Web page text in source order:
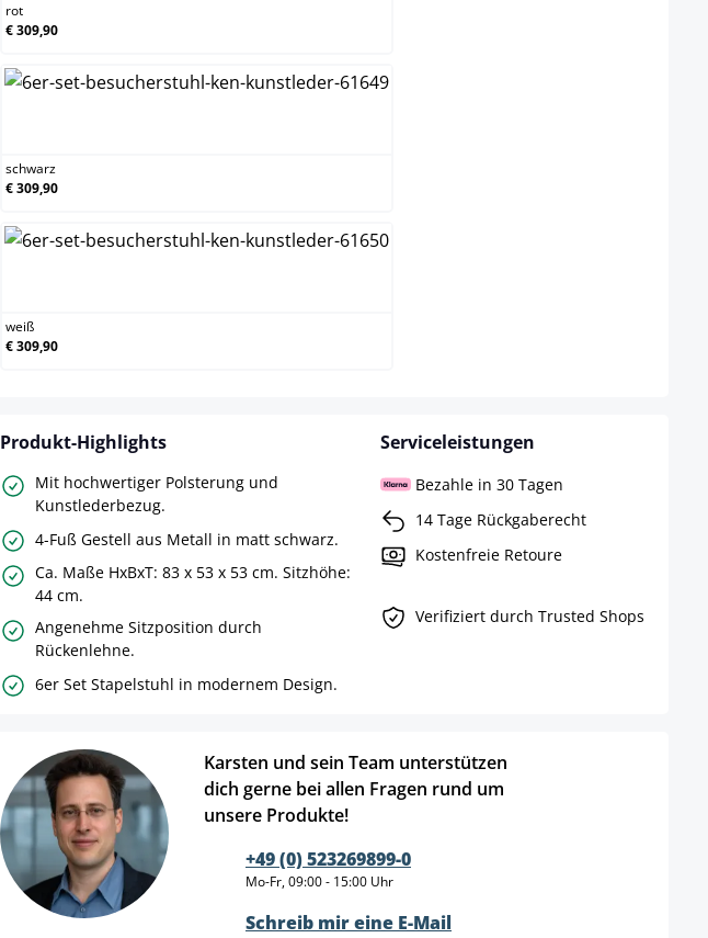
rot
€ 309,90
schwarz
€ 309,90
weiß
€ 309,90
Produkt-Highlights
Mit hochwertiger Polsterung und
Kunstlederbezug.
4-Fuß Gestell aus Metall in matt schwarz.
Ca. Maße HxBxT: 83 x 53 x 53 cm. Sitzhöhe:
44 cm.
Angenehme Sitzposition durch
Rückenlehne.
6er Set Stapelstuhl in modernem Design.
Serviceleistungen
Bezahle in 30 Tagen
14 Tage Rückgaberecht
Kostenfreie Retoure
Verifiziert durch Trusted Shops
Karsten und sein Team unterstützen
dich gerne bei allen Fragen rund um
unsere Produkte!
+49 (0) 523269899-0
Mo-Fr, 09:00 - 15:00 Uhr
Schreib mir eine E-Mail